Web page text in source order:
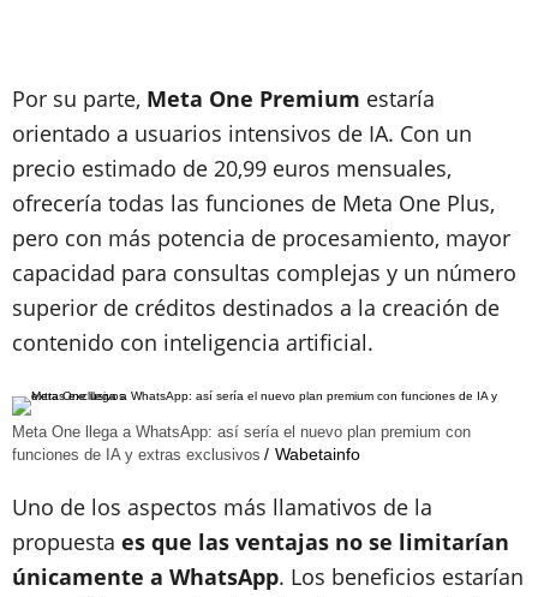
Por su parte, Meta One Premium estaría
orientado a usuarios intensivos de IA. Con un
precio estimado de 20,99 euros mensuales,
ofrecería todas las funciones de Meta One Plus,
pero con más potencia de procesamiento, mayor
capacidad para consultas complejas y un número
superior de créditos destinados a la creación de
contenido con inteligencia artificial.
Meta One llega a WhatsApp: así sería el nuevo plan premium con
funciones de IA y extras exclusivos
Wabetainfo
Uno de los aspectos más llamativos de la
propuesta es que las ventajas no se limitarían
únicamente a WhatsApp. Los beneficios estarían